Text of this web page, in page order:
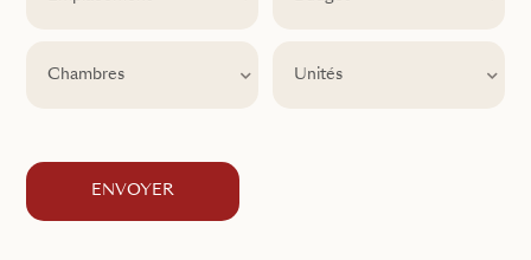
Chambres Unités
ENVOYER